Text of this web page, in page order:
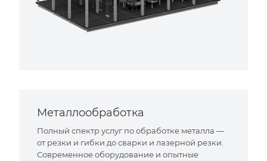
Металлообработка
Полный спектр услуг по обработке металла —
от резки и гибки до сварки и лазерной резки.
Современное оборудование и опытные